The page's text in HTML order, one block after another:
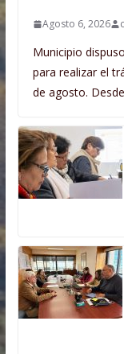
Agosto 6, 2026
Municipio
para realizar el
de agosto. Desde